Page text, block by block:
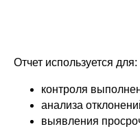
Отчет используется для:
контроля
анализа
выявления